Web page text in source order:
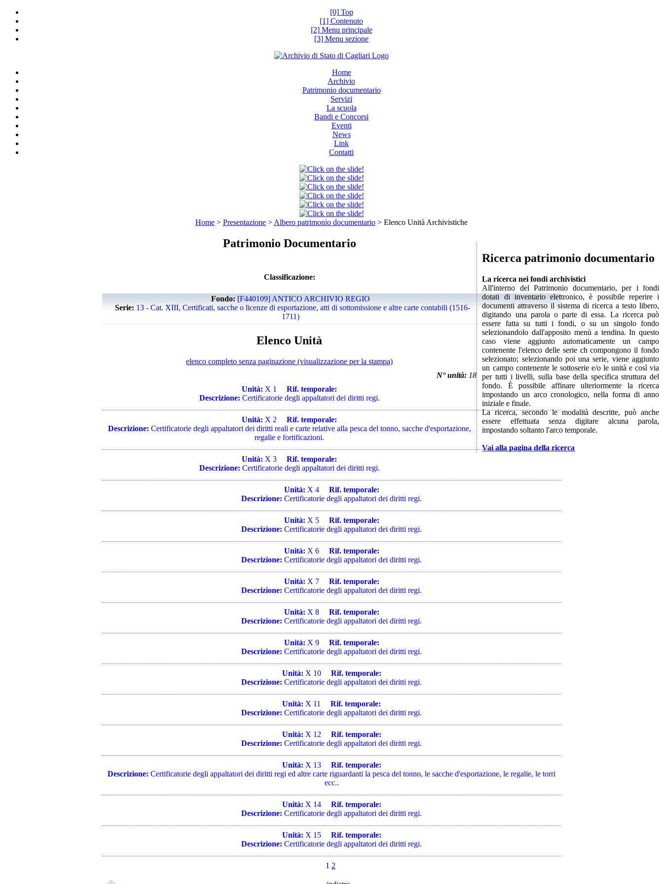
[0] Top
[1] Contenuto
[2] Menu principale
[3] Menu sezione
Home
Archivio
Patrimonio documentario
Servizi
La scuola
Bandi e Concorsi
Eventi
News
Link
Contatti
Home > Presentazione > Albero patrimonio documentario > Elenco Unità Archivistiche
Ricerca patrimonio documentario
La ricerca nei fondi archivistici
All'interno del Patrimonio documentario, per i fondi
dotati di inventario elettronico, è possibile reperire i
documenti attraverso il sistema di ricerca a testo libero,
digitando una parola o parte di essa. La ricerca può
essere fatta su tutti i fondi, o su un singolo fondo
selezionandolo dall'apposito menù a tendina. In questo
caso viene aggiunto automaticamente un campo
contenente l'elenco delle serie ch compongono il fondo
selezionato; selezionando poi una serie, viene aggiunto
un campo contenente le sottoserie e/o le unità e così via
per tutti i livelli, sulla base della specifica struttura del
fondo. È possibile affinare ulteriormente la ricerca
impostando un arco cronologico, nella forma di anno
iniziale e finale.
La ricerca, secondo le modalità descritte, può anche
essere effettuata senza digitare alcuna parola,
impostando soltanto l'arco temporale.
Vai alla pagina della ricerca
Patrimonio Documentario
Classificazione:
Fondo: [F440109] ANTICO ARCHIVIO REGIO
Serie: 13 - Cat. XIII, Certificati, sacche o licenze di esportazione, atti di sottomissione e altre carte contabili (1516-
1711)
Elenco Unità
elenco completo senza paginazione (visualizzazione per la stampa)
N° unità: 18
Unità: X 1
Rif. temporale:
Descrizione: Certificatorie degli appaltatori dei diritti regi.
Unità: X 2
Rif. temporale:
Descrizione: Certificatorie degli appaltatori dei diritti reali e carte relative alla pesca del tonno, sacche d'esportazione,
regalie e fortificazioni.
Unità: X 3
Rif. temporale:
Descrizione: Certificatorie degli appaltatori dei diritti regi.
Unità: X 4
Rif. temporale:
Descrizione: Certificatorie degli appaltatori dei diritti regi.
Unità: X 5
Rif. temporale:
Descrizione: Certificatorie degli appaltatori dei diritti regi.
Unità: X 6
Rif. temporale:
Descrizione: Certificatorie degli appaltatori dei diritti regi.
Unità: X 7
Rif. temporale:
Descrizione: Certificatorie degli appaltatori dei diritti regi.
Unità: X 8
Rif. temporale:
Descrizione: Certificatorie degli appaltatori dei diritti regi.
Unità: X 9
Rif. temporale:
Descrizione: Certificatorie degli appaltatori dei diritti regi.
Unità: X 10
Rif. temporale:
Descrizione: Certificatorie degli appaltatori dei diritti regi.
Unità: X 11
Rif. temporale:
Descrizione: Certificatorie degli appaltatori dei diritti regi.
Unità: X 12
Rif. temporale:
Descrizione: Certificatorie degli appaltatori dei diritti regi.
Unità: X 13
Rif. temporale:
Descrizione: Certificatorie degli appaltatori dei diritti regi ed altre carte riguardanti la pesca del tonno, le sacche d'esportazione, le regalie, le torri
ecc..
Unità: X 14
Rif. temporale:
Descrizione: Certificatorie degli appaltatori dei diritti regi.
Unità: X 15
Rif. temporale:
Descrizione: Certificatorie degli appaltatori dei diritti regi.
1 2